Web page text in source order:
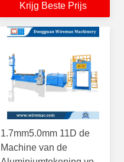
van het 3 Ton/uur Koper
Krijg Beste Prijs
1.7mm5.0mm 11D de
Machine van de